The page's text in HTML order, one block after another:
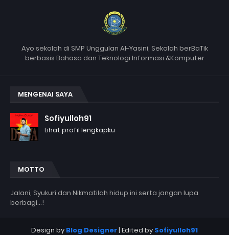
Ayo sekolah di SMP Unggulan Al-Yasini, Sekolah berBaTik
berbasis Bahasa dan Teknologi Informasi &Komputer
MENGENAI SAYA
Sofiyulloh91
Lihat profil lengkapku
MOTTO
Jalani, Syukuri dan Nikmatilah hidup ini serta jangan lupa
berbagi...!
Design by Blog Designer| Edited by Sofiyulloh91